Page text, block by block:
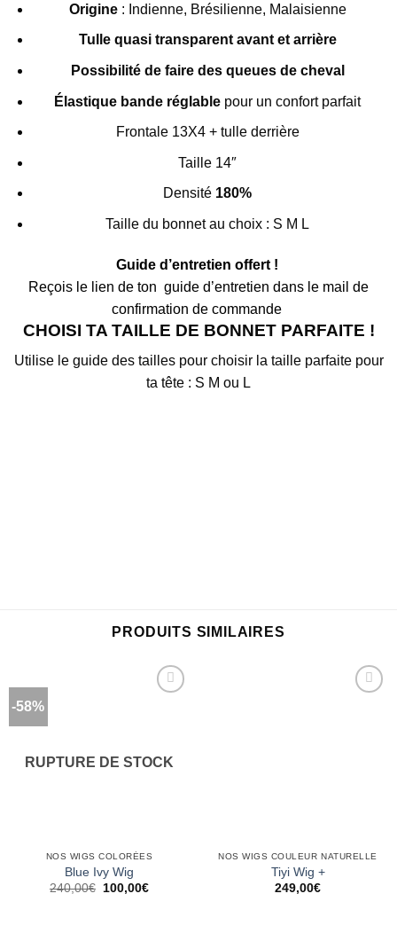
Origine: Indienne, Brésilienne, Malaisienne
Tulle quasi transparent avant et arrière
Possibilité de faire des queues de cheval
Élastique bande réglable pour un confort parfait
Frontale 13X4 + tulle derrière
Taille 14″
Densité 180%
Taille du bonnet au choix : S M L
Guide d’entretien offert !
Reçois le lien de ton guide d’entretien dans le mail de
confirmation de commande
CHOISI TA TAILLE DE BONNET PARFAITE !
Utilise le guide des tailles pour choisir la taille parfaite pour
ta tête : S M ou L
PRODUITS SIMILAIRES
-58%
RUPTURE DE STOCK
NOS WIGS COLORÉES
Blue Ivy Wig
240,00€
Le
100,00€Le
NOS WIGS COULEUR NATURELLE
Tiyi Wig +
249,00€